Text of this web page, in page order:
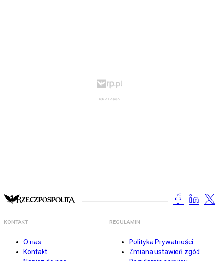
KONTAKT
O nas
Kontakt
REGULAMIN
Polityka Prywatności
Zmiana ustawień zgód